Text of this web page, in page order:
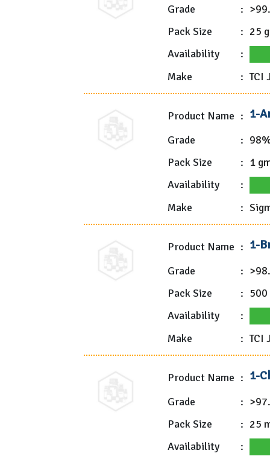
Grade :
Pack Size
: 25
Availability
:
Make
: TCI
Product Name : 1-
Grade :
Pack Size
: 1
Availability
:
Make
:
Product Name : 1-
Grade :
Pack Size
: 500
Availability
:
Make
: TCI
Product Name : 1-
Grade :
Pack Size
: 25
Availability
: